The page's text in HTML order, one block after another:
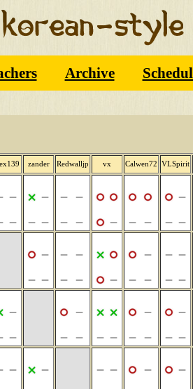
Archive
zander Redwalljp vx Calwen72 VLSpirit